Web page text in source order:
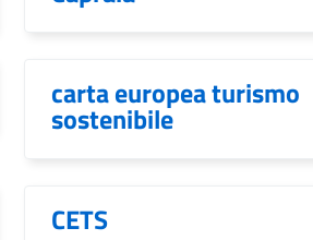
carta europea turismo
sostenibile
CETS